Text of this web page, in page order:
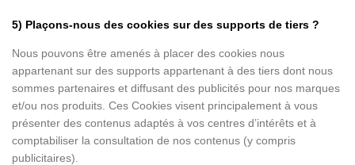
5) Plaçons-nous des cookies sur des supports de tiers ?
Nous pouvons être amenés à placer des cookies nous
appartenant sur des supports appartenant à des tiers dont nous
sommes partenaires et diffusant des publicités pour nos marques
et/ou nos produits. Ces Cookies visent principalement à vous
présenter des contenus adaptés à vos centres d’intérêts et à
comptabiliser la consultation de nos contenus (y compris
publicitaires).